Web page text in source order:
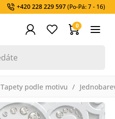
+420 228 229 597(Po-Pá: 7 - 16)
0
Tapety podle motivu